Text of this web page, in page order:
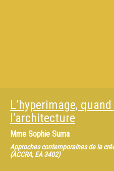
L’hyperimage,
l’architecture
Mme Sophie Suma
Approches contemporaines de la
(ACCRA, EA 3402)